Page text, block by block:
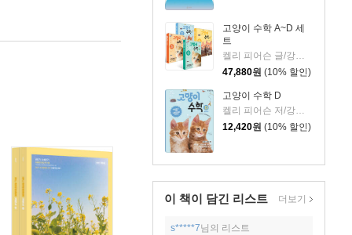
고양이 수학 A~D 세
트
47,880원 (10% 할인)
고양이 수학 D
12,420원 (10% 할인)
이 책이 담긴 리스트 더보기
s*****7님의 리스트